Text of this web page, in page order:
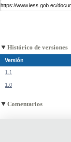
Histórico de versiones
Versión
1.1
1.0
Comentarios